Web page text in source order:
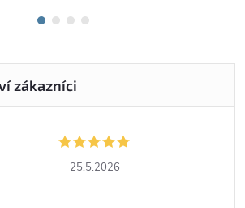
25.5.2026